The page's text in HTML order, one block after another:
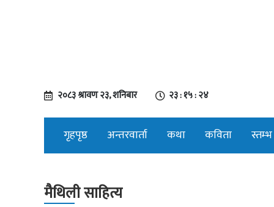
२०८३ श्रावण २३, शनिबार २३ : १५ : २५
गृहपृष्ठ अन्तरवार्ता कथा कविता स्तम्भ
मैथिली साहित्य